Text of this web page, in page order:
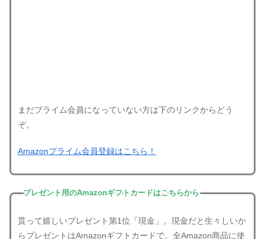
まだプライム会員になっていない方は下のリンクからどう
ぞ。
Amazonプライム会員登録はこちら！
プレゼント用のAmazonギフトカードはこちらから
貰って嬉しいプレゼント第1位「現金」。現金だと生々しいか
らプレゼントはAmazonギフトカードで。全Amazon商品に使